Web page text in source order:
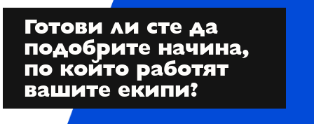
Готови ли сте да
подобрите начина,
по който работят
вашите екипи?